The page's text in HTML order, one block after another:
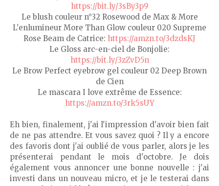
https://bit.ly/3sBy3p9
Le blush couleur n°32 Rosewood de Max & More
L'enlumineur More Than Glow couleur 020 Supreme
Rose Beam de Catrice: https://amzn.to/3dzdsKJ
Le Gloss arc-en-ciel de Bonjolie:
https://bit.ly/3zZvD5n
Le Brow Perfect eyebrow gel couleur 02 Deep Brown
de Cien
Le mascara I love extrême de Essence:
https://amzn.to/3rk5sUY
Eh bien, finalement, j'ai l'impression d'avoir bien fait
de ne pas attendre. Et vous savez quoi ? Il y a encore
des favoris dont j'ai oublié de vous parler, alors je les
présenterai pendant le mois d'octobre. Je dois
également vous annoncer une bonne nouvelle : j'ai
investi dans un nouveau micro, et je le testerai dans